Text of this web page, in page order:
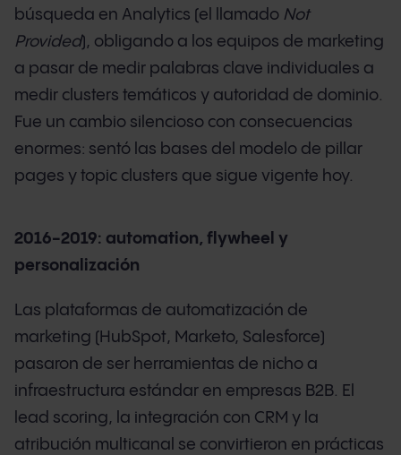
búsqueda en Analytics (el llamado Not
Provided), obligando a los equipos de marketing
a pasar de medir palabras clave individuales a
medir clusters temáticos y autoridad de dominio.
Fue un cambio silencioso con consecuencias
enormes: sentó las bases del modelo de pillar
pages y topic clusters que sigue vigente hoy.
2016-2019: automation, flywheel y
personalización
Las plataformas de automatización de
marketing (HubSpot, Marketo, Salesforce)
pasaron de ser herramientas de nicho a
infraestructura estándar en empresas B2B. El
lead scoring, la integración con CRM y la
atribución multicanal se convirtieron en prácticas